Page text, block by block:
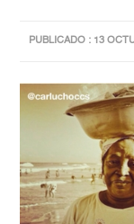
PUBLICADO : 13